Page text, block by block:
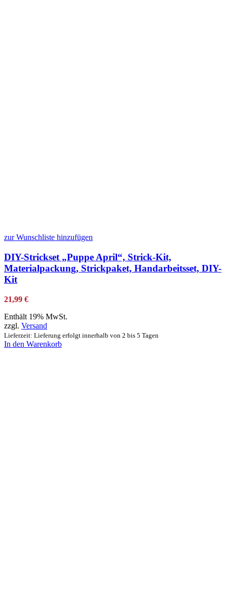
zur Wunschliste hinzufügen
DIY-Strickset „Puppe April“, Strick-Kit,
Materialpackung, Strickpaket, Handarbeitsset, DIY-
Kit
21,99 €
Enthält 19% MwSt.
zzgl. Versand
Lieferzeit: Lieferung erfolgt innerhalb von 2 bis 5 Tagen
In den Warenkorb